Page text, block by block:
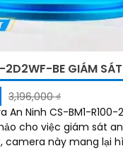
BE GIÁM SÁT
3,196,000 ₫
Ninh CS-BM1-R100-
cho việc giám sát an ninh.
camera này mang lại